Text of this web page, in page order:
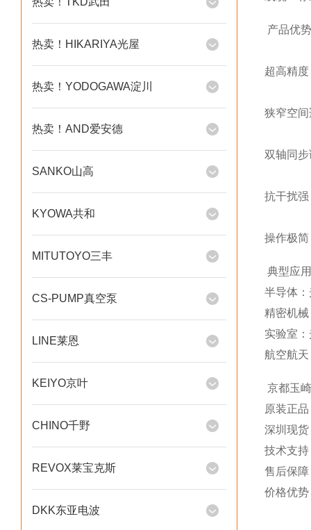
热卖！HIKARIYA光屋
热卖！YODOGAWA淀川
热卖！AND爱安德
SANKO山高
KYOWA共和
MITUTOYO三丰
CS-PUMP真空泵
LINE莱恩
KEIYO京叶
CHINO千野
REVOX莱宝克斯
DKK东亚电波
产品优势
超高精
狭窄空
双轴同
抗干扰
操作极
典型应用
半导体
精密机
实验室
航空航
京都玉
原装正
深圳现
技术支
售后保
价格优